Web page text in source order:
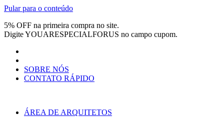
Pular para o conteúdo
5% OFF na primeira compra no site.
DigiteYOUARESPECIALFORUS no campo cupom.
SOBRE NÓS
CONTATO RÁPIDO
ÁREA DE ARQUITETOS